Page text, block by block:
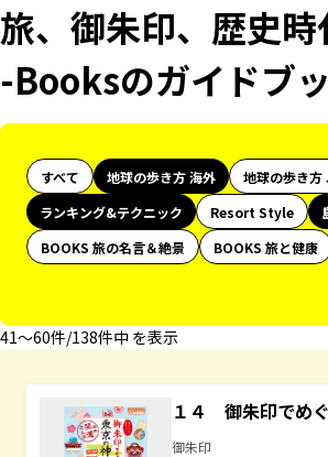
旅、御朱印、歴史
-Booksのガイドブ
すべて 地球の歩き方 海外 地球の歩き方
ランキング&テクニック
Resort Style
BOOKS 旅の名言＆絶景
BOOKS 旅と健康
41〜60件/138件中 を表示
１４ 御朱印でめ
御朱印